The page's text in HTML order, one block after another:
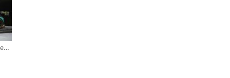
Aston Martin Vantage AMR GT3 Evo 2024 Presentation (Spark)